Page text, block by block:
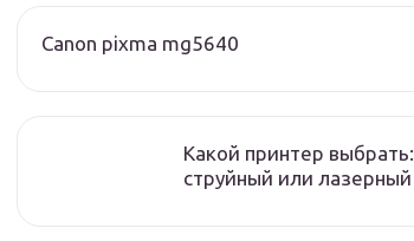
Canon pixma mg5640
Какой принтер выбрать:
струйный или лазерный